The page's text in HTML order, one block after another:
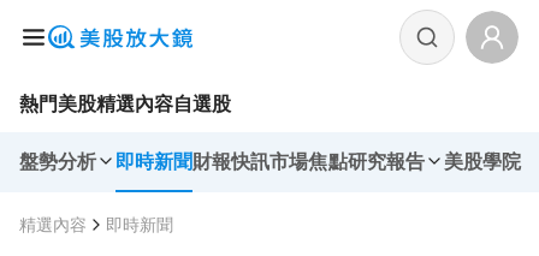
熱門美股精選內容自選股
盤勢分析 即時新聞財報快訊市場焦點研究報告 美股學院
精選內容 即時新聞